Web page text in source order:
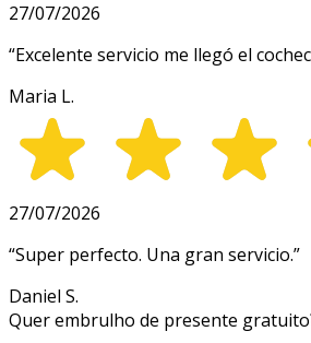
27/07/2026
“Excelente servicio me llegó el
Maria L.
27/07/2026
“Super perfecto. Una gran servicio.”
Daniel S.
Quer embrulho de presente